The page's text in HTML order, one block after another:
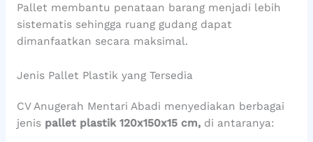
Pallet membantu penataan barang menjadi lebih
sistematis sehingga ruang gudang dapat
dimanfaatkan secara maksimal.
Jenis Pallet Plastik yang Tersedia
CV Anugerah Mentari Abadi menyediakan berbagai
jenis pallet plastik 120x150x15 cm, di antaranya: